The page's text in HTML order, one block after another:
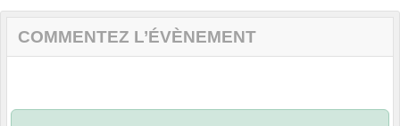
COMMENTEZ L’ÉVÈNEMENT